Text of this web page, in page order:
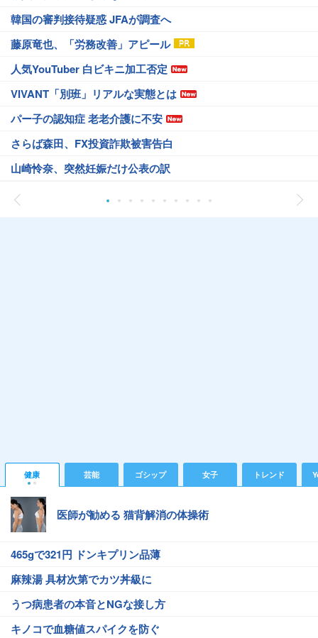
韓国の審判接待疑惑 JFAが調査へ
藤原竜也、「労務改善」アピール
人気YouTuber 白ビキニ加工否定
VIVANT「別班」リアルな実態とは
パー子の認知症 老老介護に不安
さらば森田、FX投資詐欺被害告白
山崎怜奈、突然妊娠だけ公表の訳
健康 芸能 ゴシップ 女子 トレンド
医師が勧める 猫背解消の体操術
465gで321円 ドンキプリン品薄
麻辣湯 具材次第でカツ丼級に
うつ病患者の本音とNGな接し方
キノコで血糖値スパイクを防ぐ